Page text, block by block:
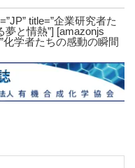
title=”企業研究者た
と情熱”] [amazonjs
化学者たちの感動の瞬間